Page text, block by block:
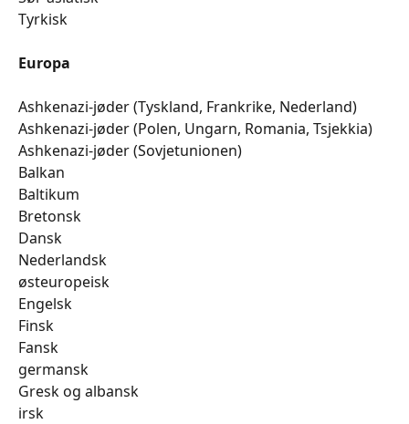
​​​​​​​​​​​​Tyrkisk
Europa
Ashkenazi-jøder (Tyskland, Frankrike, Nederland)
​​​​​​​​​​​​Ashkenazi-jøder (Polen, Ungarn, Romania, Tsjekkia)
​​​​​​​​​​​​Ashkenazi-jøder (Sovjetunionen)
​​​​​​​​​​​​Balkan
​​​​​​​​​​​​Baltikum
​​​​​​​​​​​​Bretonsk
​​​​​​​​​​​​Dansk
​​​​​​​​​​​​Nederlandsk
​​​​​​​​​​​​østeuropeisk
​​​​​​​​​​​​Engelsk
​​​​​​​​​​​​Finsk
​​​​​​​​​​​​Fansk
​​​​​​​​​​​​germansk
​​​​​​​​​​​​Gresk og albansk
​​​​​​​​​​​​irsk​​​​​